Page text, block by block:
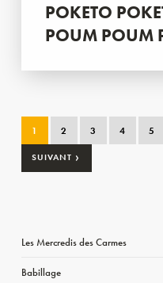
POKETO
POUM POUM
1 2 3 4 5
SUIVANT ›
Les Mercredis des Carmes
Babillage